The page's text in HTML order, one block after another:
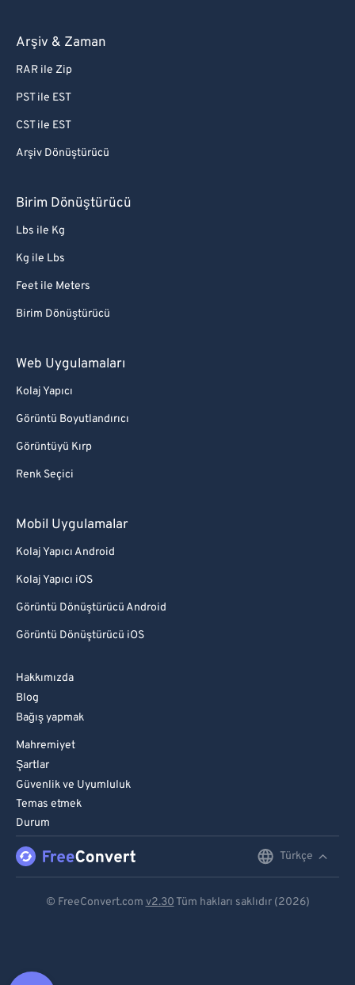
Arşiv & Zaman
RAR ile Zip
PST ile EST
CST ile EST
Arşiv Dönüştürücü
Birim Dönüştürücü
Lbs ile Kg
Kg ile Lbs
Feet ile Meters
Birim Dönüştürücü
Web Uygulamaları
Kolaj Yapıcı
Görüntü Boyutlandırıcı
Görüntüyü Kırp
Renk Seçici
Mobil Uygulamalar
Kolaj Yapıcı Android
Kolaj Yapıcı iOS
Görüntü Dönüştürücü Android
Görüntü Dönüştürücü iOS
Hakkımızda
Blog
Bağış yapmak
Mahremiyet
Şartlar
Güvenlik ve Uyumluluk
Temas etmek
Durum
Türkçe
© FreeConvert.com v2.30 Tüm hakları saklıdır (2026)